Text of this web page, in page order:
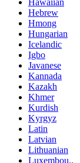
Hawaiian
Hebrew
Hmong
Hungarian
Icelandic
Igbo
Javanese
Kannada
Kazakh
Khmer
Kurdish
Kyrgyz
Latin
Latvian
Lithuanian
Luxembou..